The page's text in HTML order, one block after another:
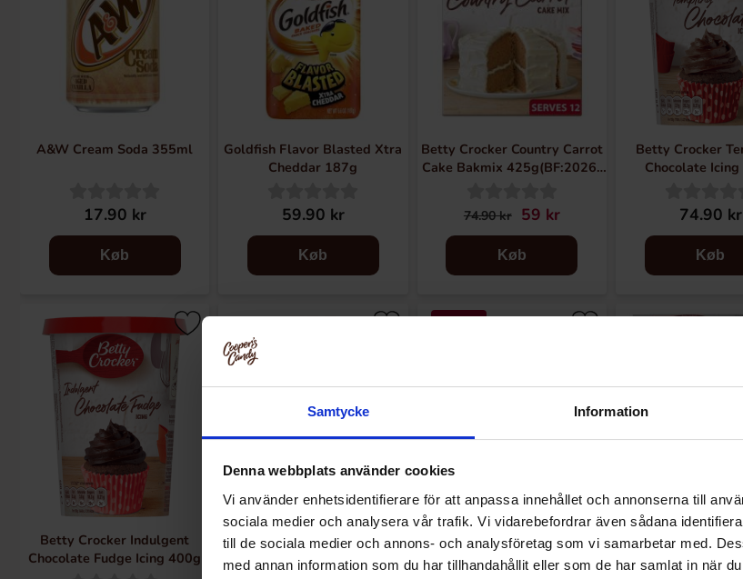
Samtycke Information
Denna webbplats använder cookies
Vi använder enhetsidentifierare för att anpassa innehållet och annonserna till
sociala medier och analysera vår trafik. Vi vidarebefordrar även sådana
till de sociala medier och annons- och analysföretag som vi samarbetar med.
med annan information som du har tillhandahållit eller som de har samlat in när
A&W Cream Soda 355ml
17.90 kr
Køb
Goldfish Flavor Blasted Xtra
Cheddar 187g
59.90 kr
Køb
Betty Crocker Country Carrot
Cake Bakmix 425g(BF:2026-
74.90 kr 59 kr
Køb
Betty Crocker
Chocolate
74.90 kr
Køb
Betty Crocker Indulgent
Chocolate Fudge Icing 400g
Betty Crocker Vanilla Icing
400g
Betty Crocker Zesty Lemon
Cake Bakmix 425g(BF:2026-
Betty Crocker
Cake Bakmix